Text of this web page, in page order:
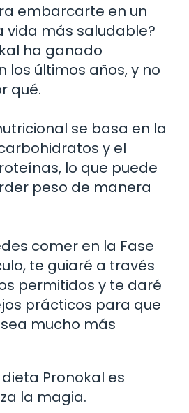
embarcarte en un
vida más saludable?
ha ganado
los últimos años, y no
qué.
se basa en la
y el
lo que puede
peso de manera
comer en la Fase
te guiaré a través
permitidos y te daré
prácticos para que
mucho más
dieta Pronokal es
la magia.